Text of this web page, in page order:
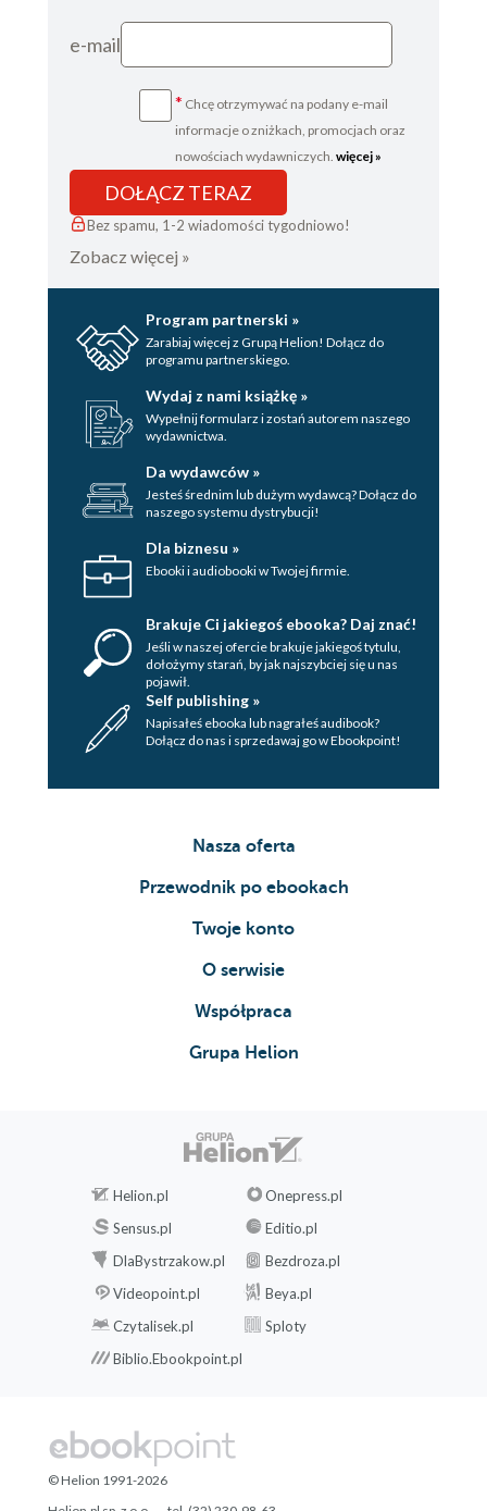
e-mail
* Chcę otrzymywać na podany e-mail
informacje o zniżkach, promocjach oraz
nowościach wydawniczych. więcej »
DOŁĄCZ TERAZ
Bez spamu, 1-2 wiadomości tygodniowo!
Zobacz więcej »
Program partnerski »
Zarabiaj więcej z Grupą Helion! Dołącz do
programu partnerskiego.
Wydaj z nami książkę »
Wypełnij formularz i zostań autorem naszego
wydawnictwa.
Da wydawców »
Jesteś średnim lub dużym wydawcą? Dołącz do
naszego systemu dystrybucji!
Dla biznesu »
Ebooki i audiobooki w Twojej firmie.
Brakuje Ci jakiegoś ebooka? Daj znać!
Jeśli w naszej ofercie brakuje jakiegoś tytulu,
dołożymy starań, by jak najszybciej się u nas
pojawił.
Self publishing »
Napisałeś ebooka lub nagrałeś audibook?
Dołącz do nas i sprzedawaj go w Ebookpoint!
Nasza oferta
Przewodnik po ebookach
Twoje konto
O serwisie
Współpraca
Grupa Helion
Helion.pl
Onepress.pl
Sensus.pl
Editio.pl
DlaBystrzakow.pl
Bezdroza.pl
Videopoint.pl
Beya.pl
Czytalisek.pl
Sploty
Biblio.Ebookpoint.pl
© Helion 1991-2026